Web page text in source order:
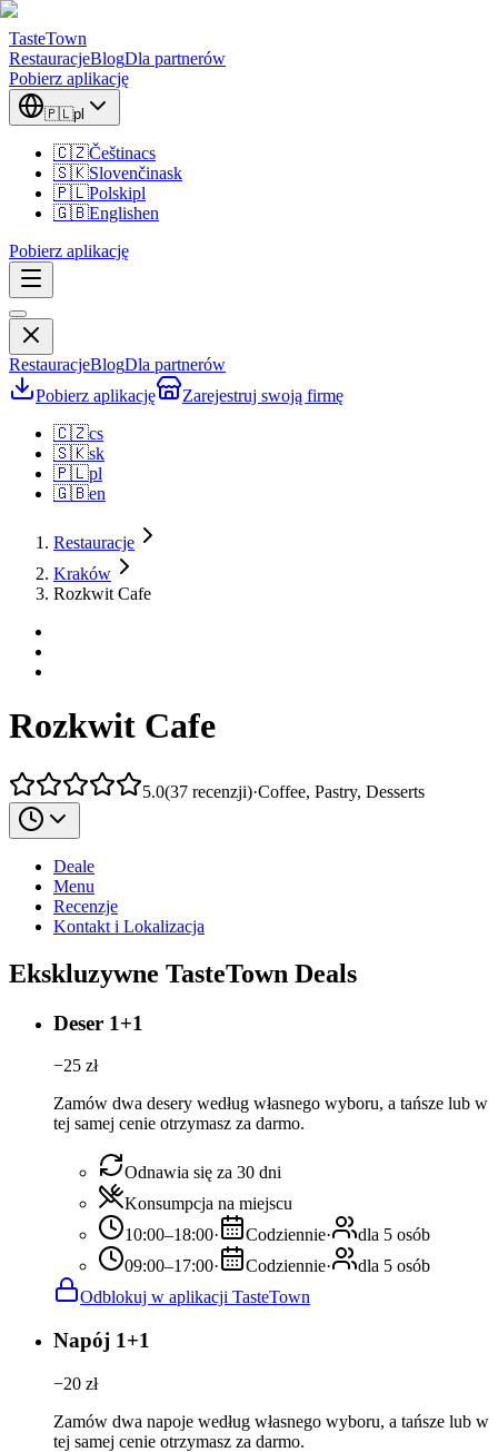
TasteTown
RestauracjeBlogDla partnerów
Pobierz aplikację
🇵🇱pl
🇨🇿Češtinacs
🇸🇰Slovenčinask
🇵🇱Polskipl
🇬🇧Englishen
Pobierz aplikację
RestauracjeBlogDla partnerów
Pobierz aplikację
Zarejestruj swoją firmę
🇨🇿cs
🇸🇰sk
🇵🇱pl
🇬🇧en
Restauracje
Kraków
Rozkwit Cafe
Rozkwit Cafe
5.0(37 recenzji)·Coffee, Pastry, Desserts
Deale
Menu
Recenzje
Kontakt i Lokalizacja
Ekskluzywne TasteTown Deals
Deser 1+1
−25 zł
Zamów dwa desery według własnego wyboru, a tańsze lub w
tej samej cenie otrzymasz za darmo.
Odnawia się za 30 dni
Konsumpcja na miejscu
10:00–18:00· Codziennie·
dla 5 osób
09:00–17:00· Codziennie·
dla 5 osób
Odblokuj w aplikacji TasteTown
Napój 1+1
−20 zł
Zamów dwa napoje według własnego wyboru, a tańsze lub w
tej samej cenie otrzymasz za darmo.